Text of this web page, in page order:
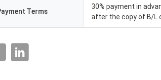
Terms
30% payment in
after the copy of B/L